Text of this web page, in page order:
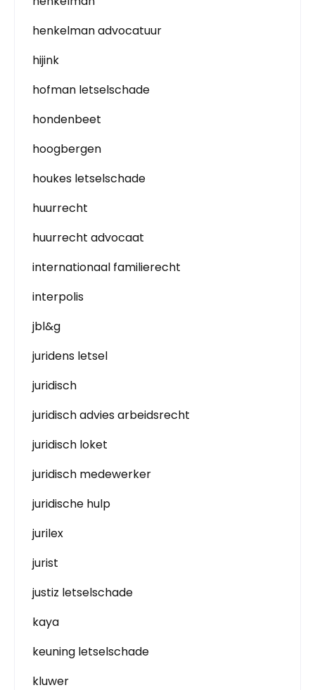
henkelman advocatuur
hijink
hofman letselschade
hondenbeet
hoogbergen
houkes letselschade
huurrecht
huurrecht advocaat
internationaal familierecht
interpolis
jbl&g
juridens letsel
juridisch
juridisch advies arbeidsrecht
juridisch loket
juridisch medewerker
juridische hulp
jurilex
jurist
justiz letselschade
kaya
keuning letselschade
kluwer